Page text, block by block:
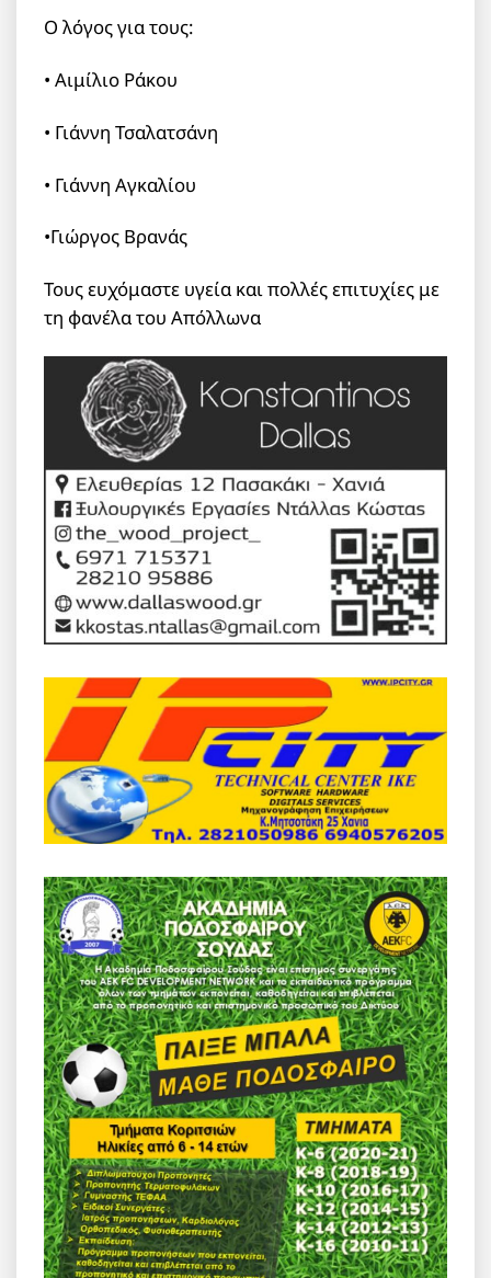
Ο λόγος για τους:
• Αιμίλιο Ράκου
• Γιάννη Τσαλατσάνη
• Γιάννη Αγκαλίου
•Γιώργος Βρανάς
Τους ευχόμαστε υγεία και πολλές επιτυχίες με
τη φανέλα του Απόλλωνα